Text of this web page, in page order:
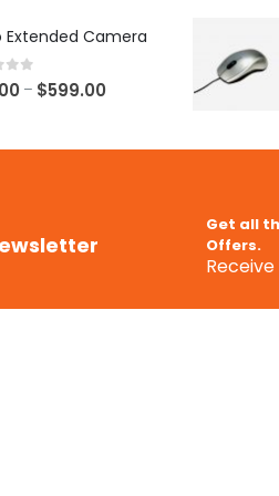
Extended Camera
of 5
– $599.00
Get all
Offers.